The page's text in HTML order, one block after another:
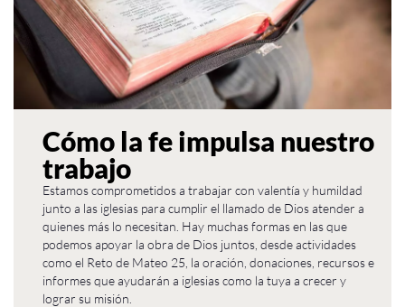
Cómo la fe impulsa nuestro
trabajo
Estamos comprometidos a trabajar con valentía y humildad
junto a las iglesias para cumplir el llamado de Dios atender a
quienes más lo necesitan. Hay muchas formas en las que
podemos apoyar la obra de Dios juntos, desde actividades
como el Reto de Mateo 25, la oración, donaciones, recursos e
informes que ayudarán a iglesias como la tuya a crecer y
lograr su misión.